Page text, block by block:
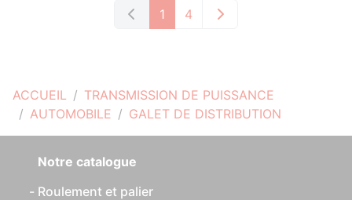
ACCUEIL
TRANSMISSION DE PUISSANCE
AUTOMOBILE
GALET DE DISTRIBUTION
1 4
Notre catalogue
Roulement et palier